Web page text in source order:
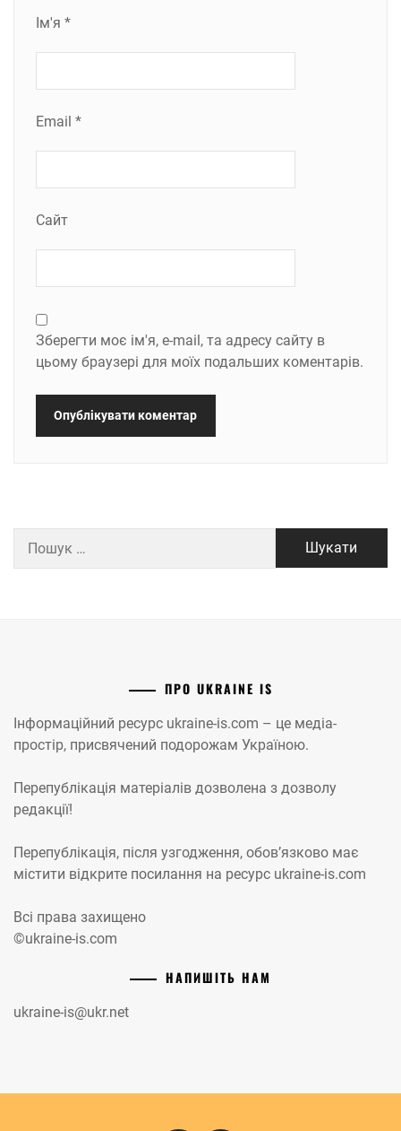
Ім'я *
Email *
Сайт
Зберегти моє ім'я, e-mail, та адресу сайту в
цьому браузері для моїх подальших коментарів.
ПРО UKRAINE IS
Інформаційний ресурс ukraine-is.com – це медіа-
простір, присвячений подорожам Україною.
Перепублікація матеріалів дозволена з дозволу
редакції!
Перепублікація, після узгодження, обов’язково має
містити відкрите посилання на ресурс ukraine-is.com
Всі права захищено
©ukraine-is.com
НАПИШІТЬ НАМ
ukraine-is@ukr.net